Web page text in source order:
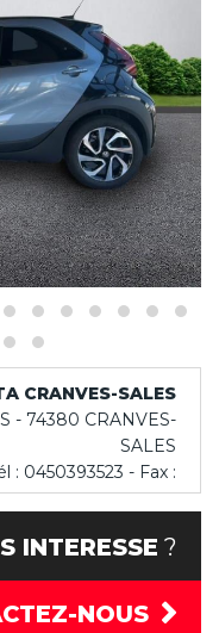
CRANVES-SALES
- 74380 CRANVES-
SALES
: 0450393523 - Fax :
INTERESSE ?
NOUS